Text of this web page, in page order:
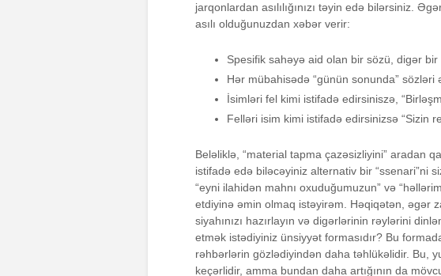
jarqonlardan asılılığınızı təyin edə bilərsiniz.
asılı olduğunuzdan xəbər verir:
Spesifik sahəyə aid olan bir sözü, digər
Hər mübahisədə “günün sonunda” sözləri
İsimləri fel kimi istifadə edirsiniszə,
Felləri isim kimi istifadə edirsinizsə “Sizin
Beləliklə, “material tapma çazəsizliyini” aradan
istifadə edə biləcəyiniz alternativ bir “ssenari”ni
“eyni ilahidən mahnı oxuduğumuzun” və
etdiyinə əmin olmaq istəyirəm. Həqiqətən, əgər
siyahınızı hazırlayın və digərlərinin rəylərini
etmək istədiyiniz ünsiyyət formasıdır? Bu
rəhbərlərin gözlədiyindən daha təhlükəlidir. Bu,
keçərlidir, amma bundan daha artığının da